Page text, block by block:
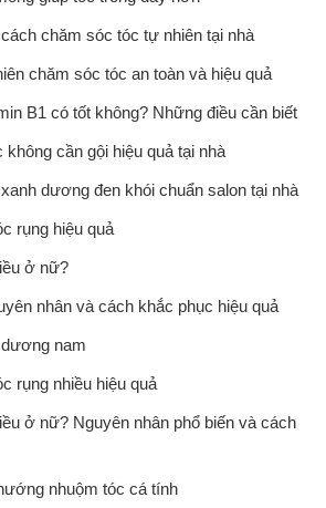
chăm sóc tóc tự nhiên tại nhà
chăm sóc tóc an toàn và hiệu quả
B1 có tốt không? Những điều cần biết
cần gội hiệu quả tại nhà
dương đen khói chuẩn salon tại nhà
rụng hiệu quả
ở nữ?
nhân và cách khắc phục hiệu quả
nam
rụng nhiều hiệu quả
ở nữ? Nguyên nhân phổ biến và cách
nhuộm tóc cá tính